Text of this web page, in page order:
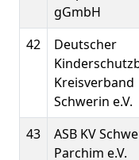
gGmbH
42
Deutscher
Kreisverband
Schwerin e.V.
43
ASB KV
Parchim e.V.